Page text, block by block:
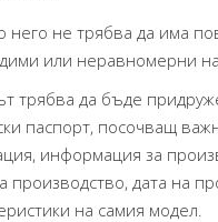
него не трябва да има
или неравномерни
трябва да бъде
паспорт, посочващ
информация за
производство, дата на
на самия модел.